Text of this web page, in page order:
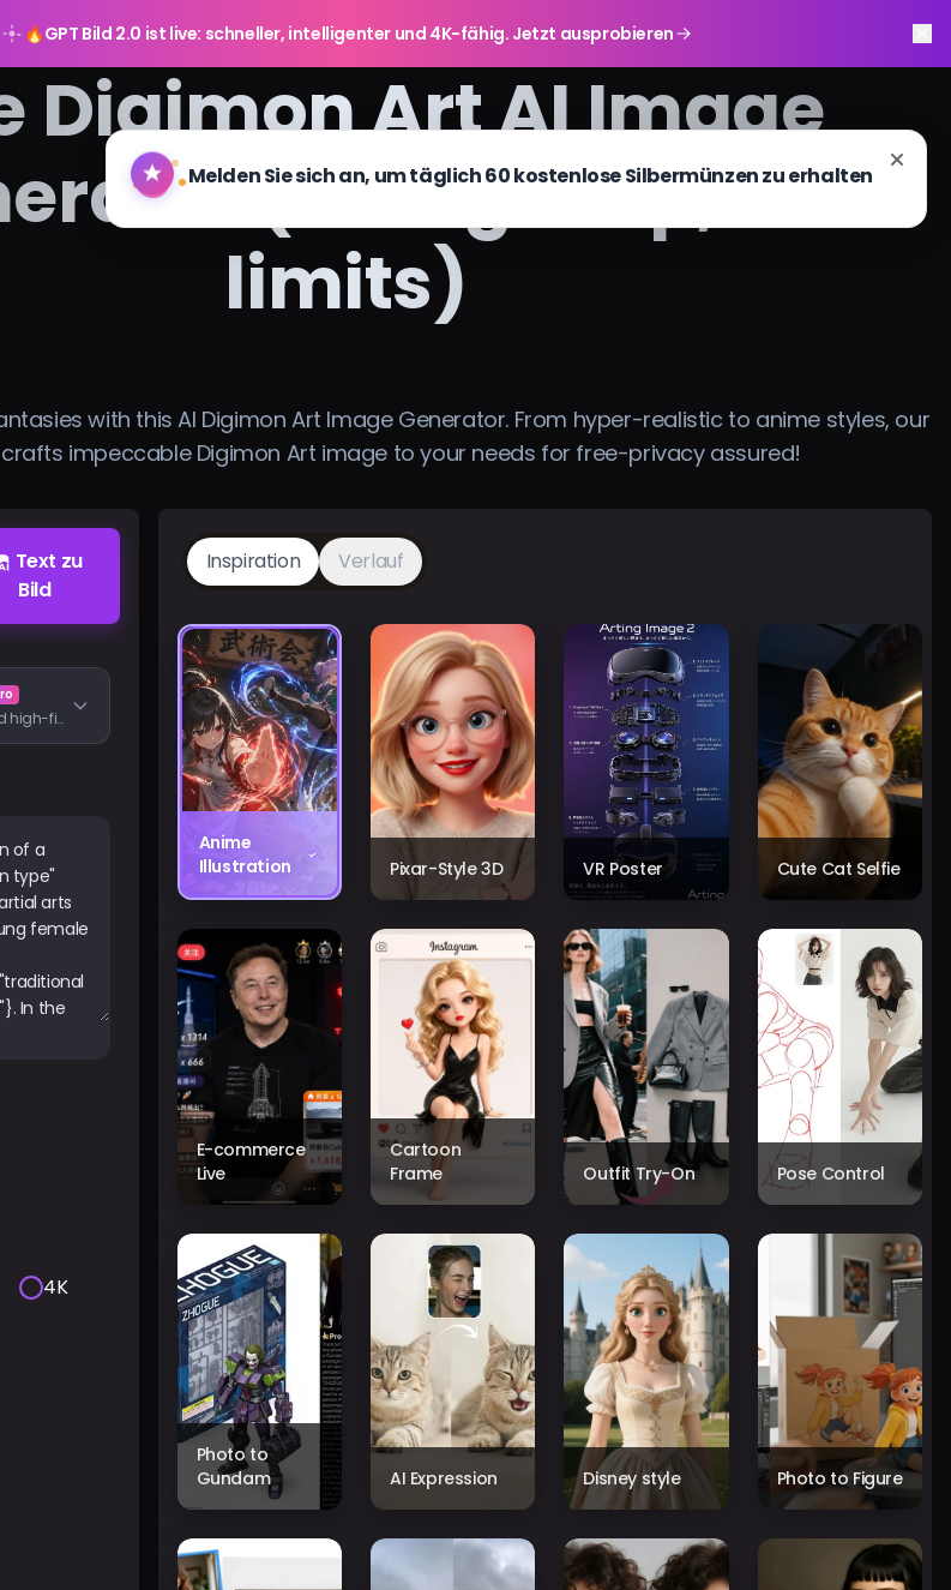
🔥GPT Bild 2.0 ist live: schneller, intelligenter und 4K-fähig. Jetzt ausprobieren
Digimon Art AI Image
(no sign-up, no
limits)
with this AI Digimon Art Image Generator. From hyper-realistic to anime styles, our
impeccable Digimon Art image to your needs for free-privacy assured!
Text zu
Bild
Flexible image sizes and high-fidelity image inputs
4K
Inspiration Verlauf
Anime
Illustration
Pixar-Style 3D VR Poster Cute Cat Selfie
E-commerce
Live
Cartoon
Frame
Outfit Try-On Pose Control
Photo to
Gundam
AI Expression Disney style Photo to Figure